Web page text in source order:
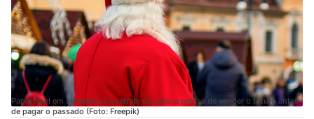
Papai Noel em setembro é o retrato do país: a pressa de vender o futuro antes
de pagar o passado (Foto: Freepik)